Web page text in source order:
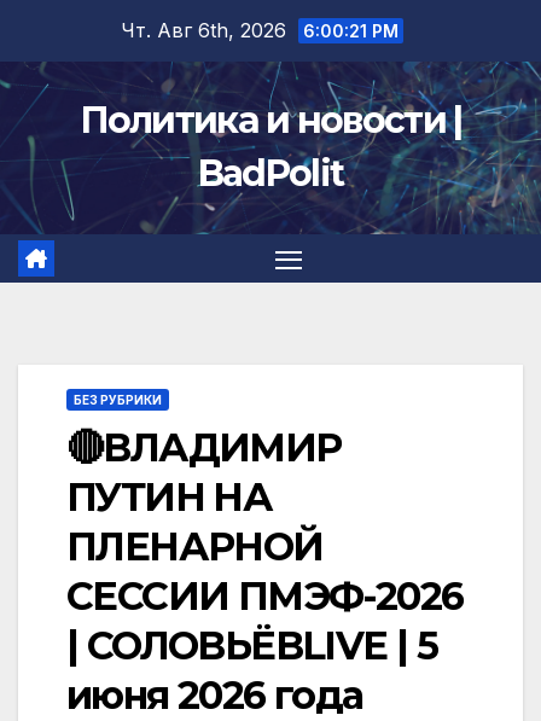
содержимому
Чт. Авг 6th, 2026 6:00:22 PM
Политика и новости |
BadPolit
БЕЗ РУБРИКИ
🔴ВЛАДИМИР
ПУТИН НА
ПЛЕНАРНОЙ
СЕССИИ ПМЭФ-2026
| СОЛОВЬЁВLIVE | 5
июня 2026 года